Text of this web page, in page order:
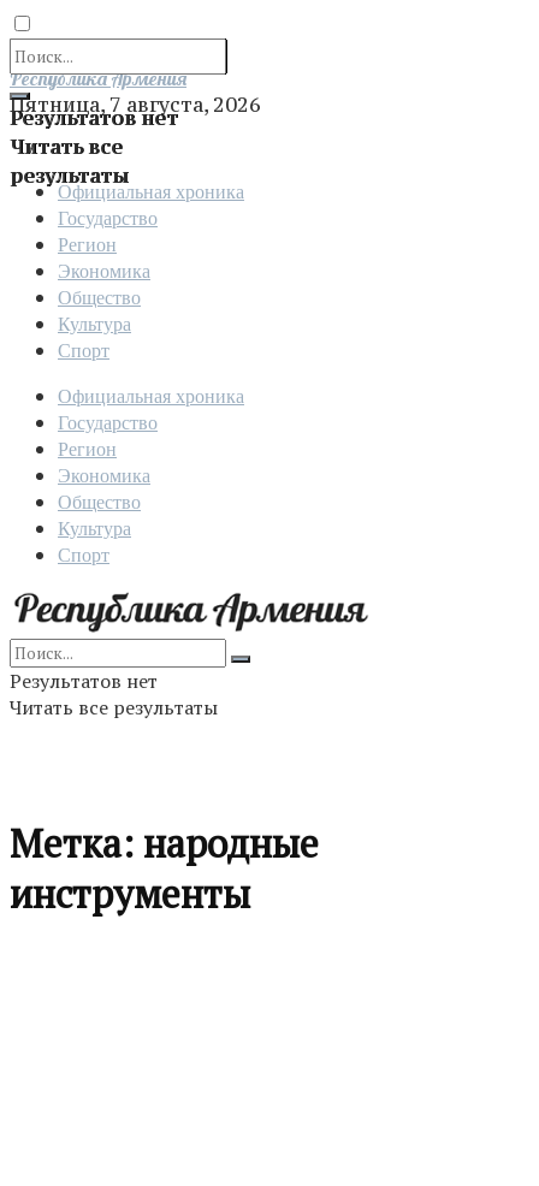
Результатов нет
Читать все
результаты
Отправить
Республика Армения
Пятница, 7 августа, 2026
Официальная хроника
Государство
Регион
Экономика
Общество
Культура
Спорт
Официальная хроника
Государство
Регион
Экономика
Общество
Культура
Спорт
Результатов нет
Читать все результаты
Метка: народные
инструменты